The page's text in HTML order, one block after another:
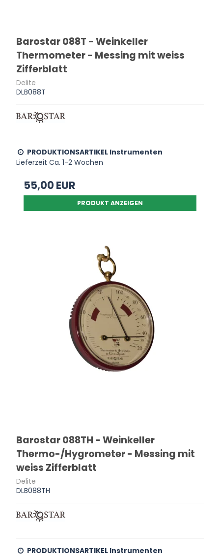
Barostar 088T - Weinkeller
Thermometer - Messing mit weiss
Zifferblatt
Delite
DLB088T
PRODUKTIONSARTIKEL Instrumenten
Lieferzeit Ca. 1-2 Wochen
55,00 EUR
PRODUKT ANZEIGEN
Barostar 088TH - Weinkeller
Thermo-/Hygrometer - Messing mit
weiss Zifferblatt
Delite
DLB088TH
PRODUKTIONSARTIKEL Instrumenten